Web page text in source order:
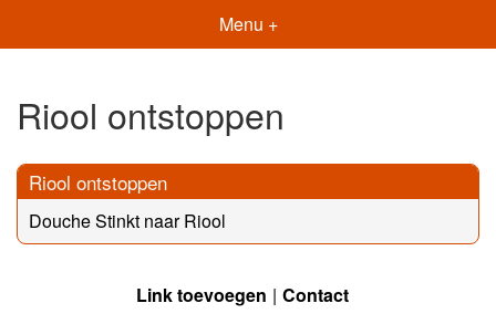
Menu +
Riool ontstoppen
Riool ontstoppen
Douche Stinkt naar Riool
Link toevoegen Contact